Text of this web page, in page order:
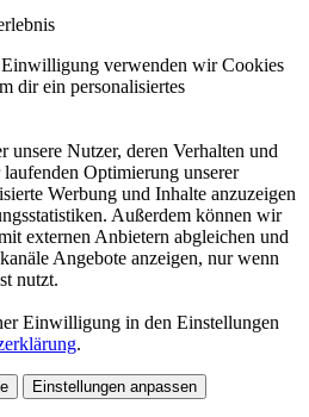
verwenden wir Cookies
dir ein personalisiertes
unsere Nutzer, deren Verhalten und
Optimierung unserer
Werbung und Inhalte anzuzeigen
Außerdem können wir
externen Anbietern abgleichen und
Angebote anzeigen, nur wenn
nutzt.
Einwilligung in den Einstellungen
.
Einstellungen anpassen